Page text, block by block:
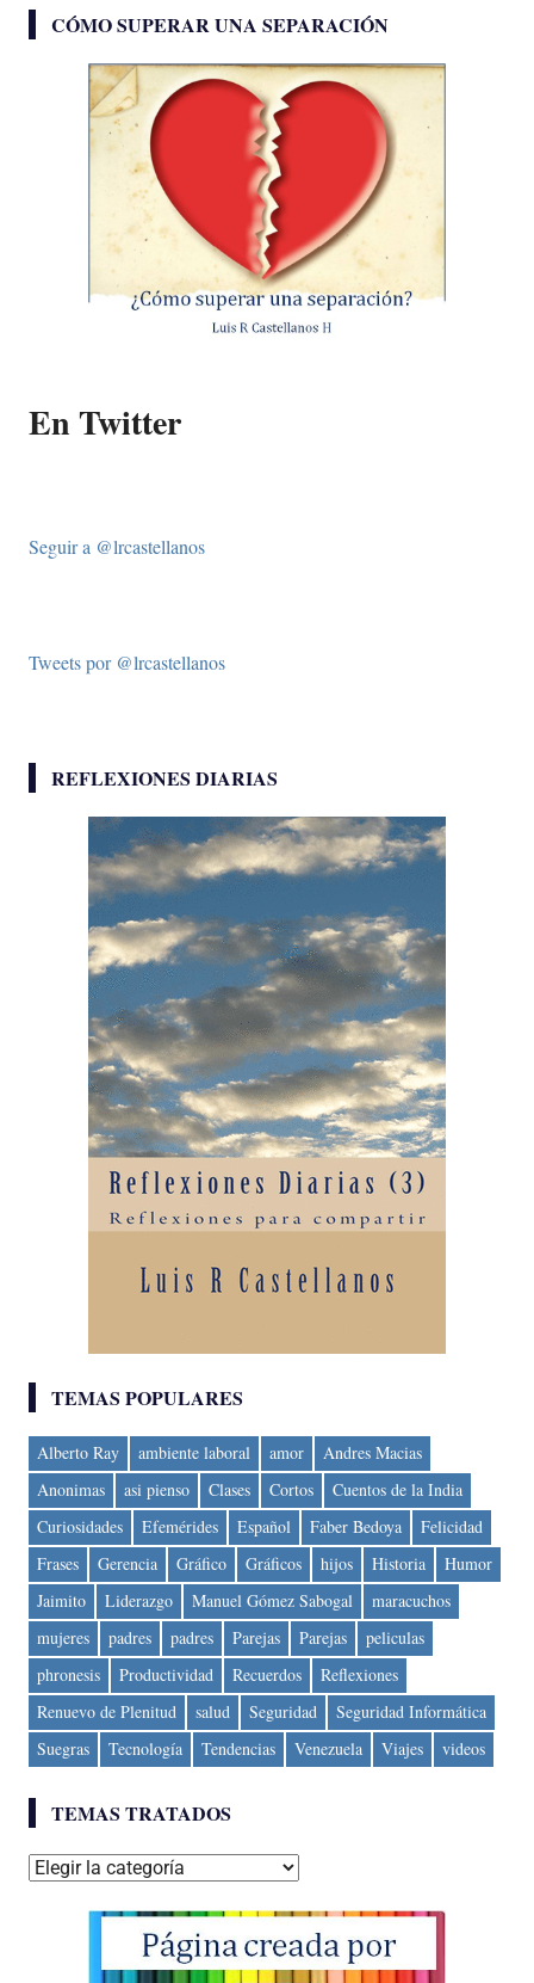
CÓMO SUPERAR UNA SEPARACIÓN
En Twitter
Seguir a @lrcastellanos
Tweets por @lrcastellanos
REFLEXIONES DIARIAS
TEMAS POPULARES
Alberto Ray ambiente laboral amor
Andres Macias
Anonimas
asi pienso Clases Cortos
Cuentos de la India
Curiosidades
Efemérides Español Faber Bedoya
Felicidad
Frases
Gerencia Gráfico Gráficos hijos Historia
Humor
Jaimito
Liderazgo Manuel Gómez Sabogal
maracuchos
mujeres
padres padres Parejas Parejas
peliculas
phronesis
Productividad Recuerdos
Reflexiones
Renuevo de Plenitud
salud Seguridad
Seguridad Informática
Suegras
Tecnología Tendencias Venezuela Viajes videos
TEMAS TRATADOS
Temas